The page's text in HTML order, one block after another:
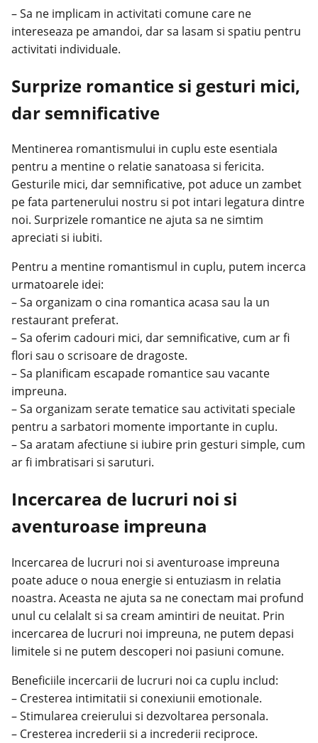
– Sa ne implicam in activitati comune care ne
intereseaza pe amandoi, dar sa lasam si spatiu pentru
activitati individuale.
Surprize romantice si gesturi mici,
dar semnificative
Mentinerea romantismului in cuplu este esentiala
pentru a mentine o relatie sanatoasa si fericita.
Gesturile mici, dar semnificative, pot aduce un zambet
pe fata partenerului nostru si pot intari legatura dintre
noi. Surprizele romantice ne ajuta sa ne simtim
apreciati si iubiti.
Pentru a mentine romantismul in cuplu, putem incerca
urmatoarele idei:
– Sa organizam o cina romantica acasa sau la un
restaurant preferat.
– Sa oferim cadouri mici, dar semnificative, cum ar fi
flori sau o scrisoare de dragoste.
– Sa planificam escapade romantice sau vacante
impreuna.
– Sa organizam serate tematice sau activitati speciale
pentru a sarbatori momente importante in cuplu.
– Sa aratam afectiune si iubire prin gesturi simple, cum
ar fi imbratisari si saruturi.
Incercarea de lucruri noi si
aventuroase impreuna
Incercarea de lucruri noi si aventuroase impreuna
poate aduce o noua energie si entuziasm in relatia
noastra. Aceasta ne ajuta sa ne conectam mai profund
unul cu celalalt si sa cream amintiri de neuitat. Prin
incercarea de lucruri noi impreuna, ne putem depasi
limitele si ne putem descoperi noi pasiuni comune.
Beneficiile incercarii de lucruri noi ca cuplu includ:
– Cresterea intimitatii si conexiunii emotionale.
– Stimularea creierului si dezvoltarea personala.
– Cresterea increderii si a increderii reciproce.